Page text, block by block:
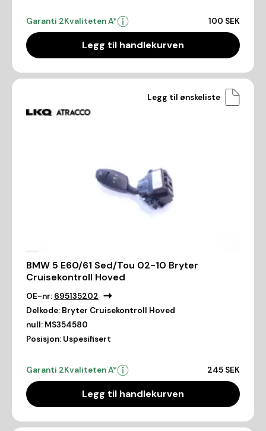
Garanti 2Kvaliteten A* 100 SEK
Legg til handlekurven
Legg til ønskeliste
BMW 5 E60/61 Sed/Tou 02-10 Bryter
Cruisekontroll Hoved
OE-nr: 695135202
Delkode: Bryter Cruisekontroll Hoved
null: MS354580
Posisjon: Uspesifisert
Garanti 2Kvaliteten A* 245 SEK
Legg til handlekurven